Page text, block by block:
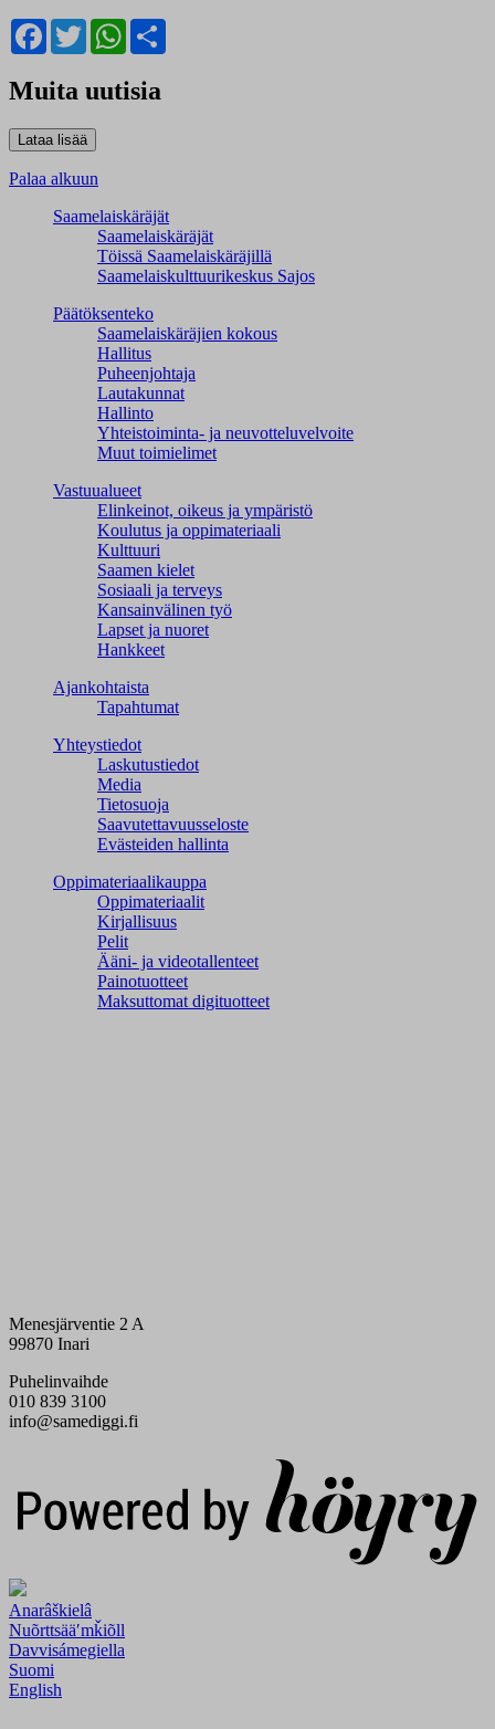
Facebook
TwitterWhatsApp
Muita uutisia
Palaa alkuun
Saamelaiskäräjät
Saamelaiskäräjät
Töissä Saamelaiskäräjillä
Saamelaiskulttuuri­keskus Sajos
Päätöksenteko
Saamelaiskäräjien kokous
Hallitus
Puheenjohtaja
Lautakunnat
Hallinto
Yhteistoiminta- ja neuvotteluvelvoite
Muut toimielimet
Vastuualueet
Elinkeinot, oikeus ja ympäristö
Koulutus ja oppimateriaali
Kulttuuri
Saamen kielet
Sosiaali ja terveys
Kansainvälinen työ
Lapset ja nuoret
Hankkeet
Ajankohtaista
Tapahtumat
Yhteystiedot
Laskutustiedot
Media
Tietosuoja
Saavutettavuusseloste
Evästeiden hallinta
Oppimateriaalikauppa
Oppimateriaalit
Kirjallisuus
Pelit
Ääni- ja videotallenteet
Painotuotteet
Maksuttomat digituotteet
Menesjärventie 2 A
99870 Inari
Puhelinvaihde
010 839 3100
info@samediggi.fi
Anarâškielâ
Nuõrttsääʹmǩiõll
Davvisámegiella
Suomi
English